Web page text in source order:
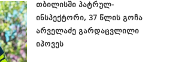
თბილისში პატრულ-
ინსპექტორი, 37 წლის გოჩა
არველაძე გარდაცვლილი
იპოვეს